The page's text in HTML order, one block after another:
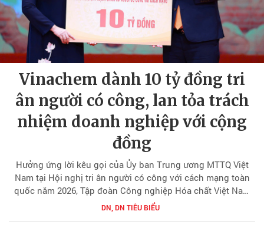
Vinachem dành 10 tỷ đồng tri
ân người có công, lan tỏa trách
nhiệm doanh nghiệp với cộng
đồng
Hưởng ứng lời kêu gọi của Ủy ban Trung ương MTTQ Việt
Nam tại Hội nghị tri ân người có công với cách mạng toàn
quốc năm 2026, Tập đoàn Công nghiệp Hóa chất Việt Nam
(Vinachem) ủng hộ 10 tỷ đồng cho công tác chăm lo người
có công, tiếp tục khẳng định trách nhiệm xã hội và truyền
DN, DN TIÊU BIỂU